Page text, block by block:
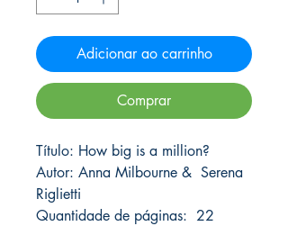
Adicionar ao carrinho
Comprar
Título: How big is a million?
Autor: Anna Milbourne & Serena
Riglietti
Quantidade de páginas: 22